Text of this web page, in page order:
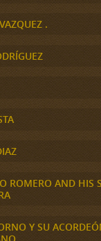
.
ROMERO AND HIS
Y SU